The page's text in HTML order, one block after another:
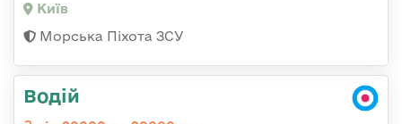
Київ
Морська Піхота ЗСУ
Водій